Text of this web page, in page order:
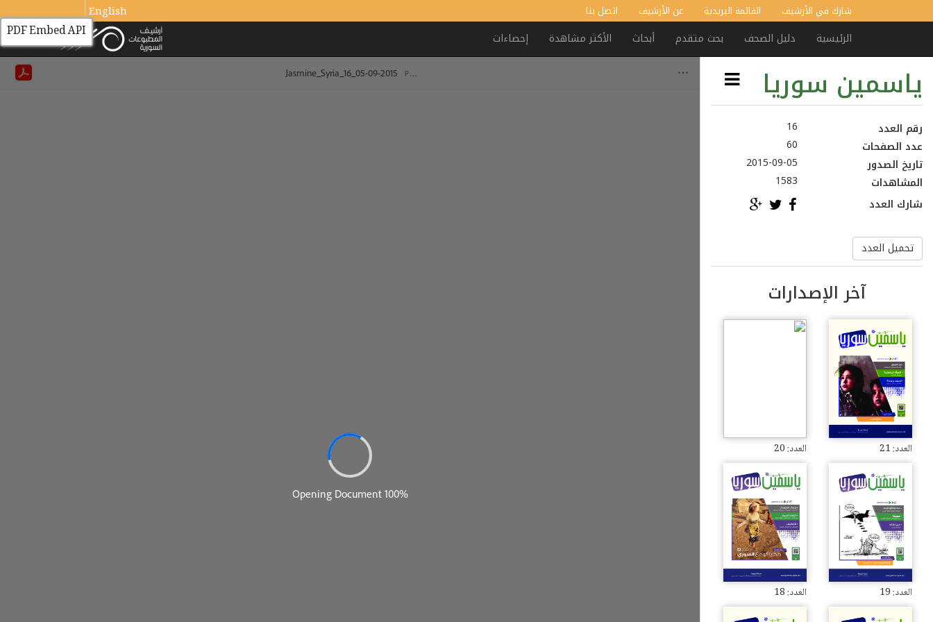
شارك في الأرشيف القائمة البريدية عن الأرشيف اتصل بنا English
الرئيسية دليل الصحف بحث متقدم أبحاث الأكثر مشاهدة إحصاءات
ياسمين سوريا
رقم العدد
16
عدد الصفحات
60
تاريخ الصدور
2015-09-05
المشاهدات
1583
شارك العدد
تحميل العدد
آخر الإصدارات
العدد: 21 العدد: 20
العدد: 19 العدد: 18
PDF Embed API